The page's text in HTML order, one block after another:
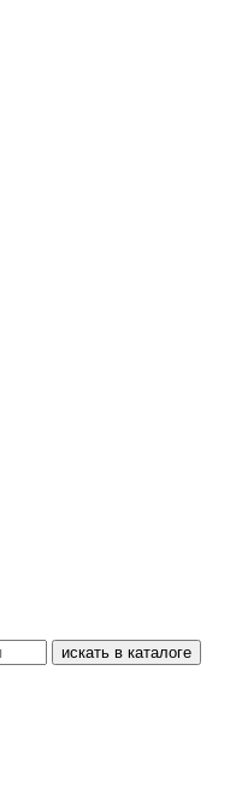
искать в каталоге